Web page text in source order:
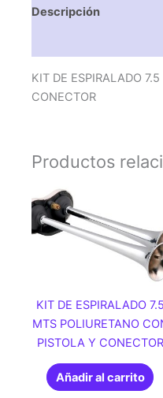
cantidad
Descripción
KIT DE ESPIRALADO
CONECTOR
Productos
KIT DE ESPIRALADO 7.5
MTS POLIURETANO
PISTOLA Y CONECTOR
Añadir al carrito